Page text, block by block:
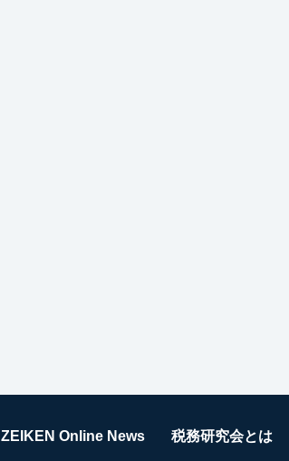
ZEIKEN Online News 税務研究会とは